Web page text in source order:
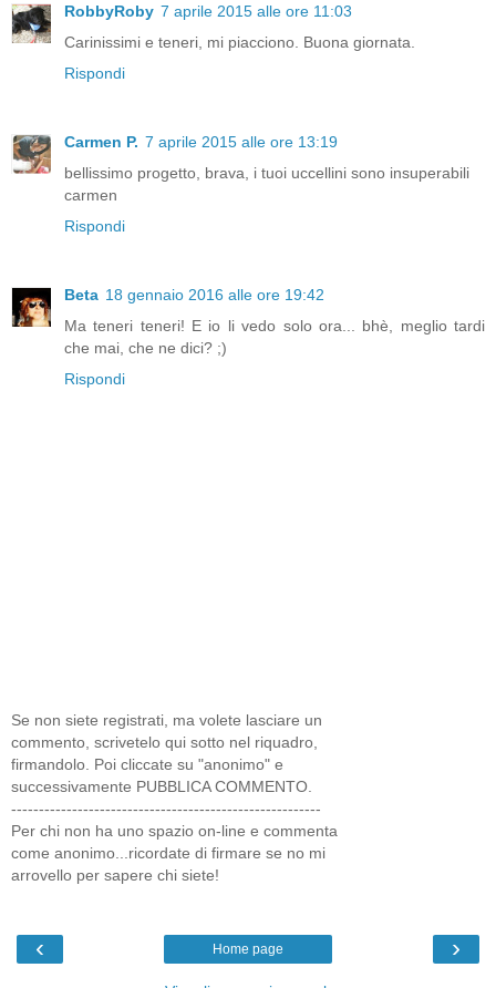
RobbyRoby 7 aprile 2015 alle ore 11:03
Carinissimi e teneri, mi piacciono. Buona giornata.
Rispondi
Carmen P. 7 aprile 2015 alle ore 13:19
bellissimo progetto, brava, i tuoi uccellini sono insuperabili
carmen
Rispondi
Beta 18 gennaio 2016 alle ore 19:42
Ma teneri teneri! E io li vedo solo ora... bhè, meglio tardi
che mai, che ne dici? ;)
Rispondi
Se non siete registrati, ma volete lasciare un
commento, scrivetelo qui sotto nel riquadro,
firmandolo. Poi cliccate su "anonimo" e
successivamente PUBBLICA COMMENTO.
--------------------------------------------------------
Per chi non ha uno spazio on-line e commenta
come anonimo...ricordate di firmare se no mi
arrovello per sapere chi siete!
‹ ›
Home page